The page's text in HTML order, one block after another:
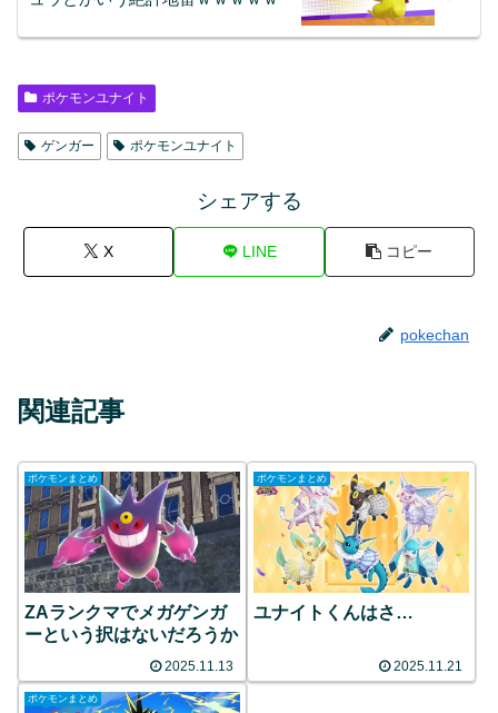
ポケモンユナイト
ゲンガー ポケモンユナイト
シェアする
X LINE コピー
pokechan
関連記事
ポケモンまとめ
ZAランクマでメガゲンガ
ーという択はないだろうか
2025.11.13
ポケモンまとめ
ユナイトくんはさ…
2025.11.21
ポケモンまとめ